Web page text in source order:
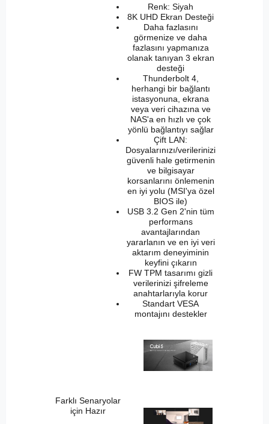
Renk: Siyah
8K UHD Ekran Desteği
Daha fazlasını
görmenize ve daha
fazlasını yapmanıza
olanak tanıyan 3 ekran
desteği
Thunderbolt 4,
herhangi bir bağlantı
istasyonuna, ekrana
veya veri cihazına ve
NAS'a en hızlı ve çok
yönlü bağlantıyı sağlar
Çift LAN:
Dosyalarınızı/verilerinizi
güvenli hale getirmenin
ve bilgisayar
korsanlarını önlemenin
en iyi yolu (MSI'ya özel
BIOS ile)
USB 3.2 Gen 2'nin tüm
performans
avantajlarından
yararlanın ve en iyi veri
aktarım deneyiminin
keyfini çıkarın
FW TPM tasarımı gizli
verilerinizi şifreleme
anahtarlarıyla korur
Standart VESA
montajını destekler
Farklı Senaryolar
için Hazır